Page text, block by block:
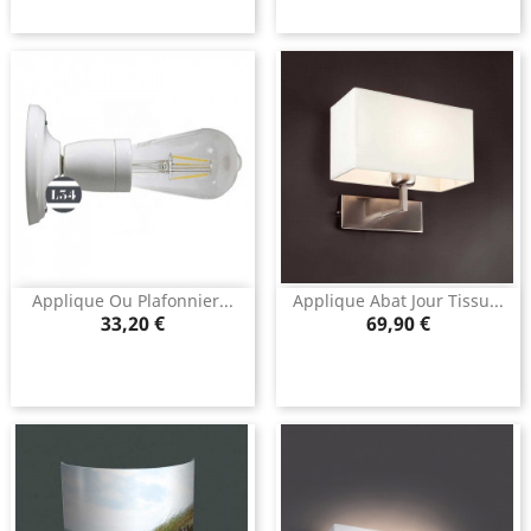
Applique Ou Plafonnier...
Prix
33,20 €
Applique Abat Jour Tissu...
Prix
69,90 €